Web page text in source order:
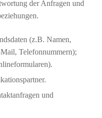
der Anfragen und
(z.B. Namen,
Telefonnummern);
und